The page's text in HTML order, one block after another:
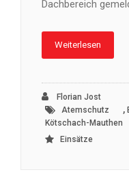
Dachbereich
Weiterlesen
Florian Jost
Atemschutz
,
Kötschach-Mauthen
Einsätze